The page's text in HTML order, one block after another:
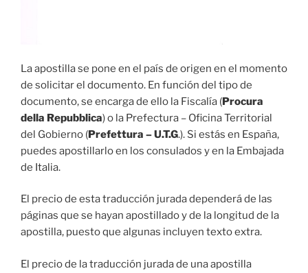
La apostilla se pone en el país de origen en el momento
de solicitar el documento. En función del tipo de
documento, se encarga de ello la Fiscalía (Procura
della Repubblica) o la Prefectura – Oficina Territorial
del Gobierno (Prefettura – U.T.G.). Si estás en España,
puedes apostillarlo en los consulados y en la Embajada
de Italia.
El precio de esta traducción jurada dependerá de las
páginas que se hayan apostillado y de la longitud de la
apostilla, puesto que algunas incluyen texto extra.
El precio de la traducción jurada de una apostilla